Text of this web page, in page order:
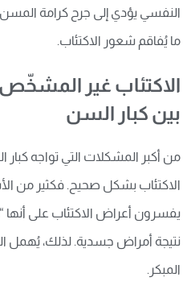
النفسي يؤدي إلى جرح كرامة
ما يُفاقم شعور الاكتئاب.
الاكتئاب غير
بين كبار السن
من أكبر المشكلات التي تواجه
الاكتئاب بشكل صحيح. فكثير من
يفسرون أعراض الاكتئاب على
نتيجة أمراض جسدية. لذلك، يُهمل
المبكر.